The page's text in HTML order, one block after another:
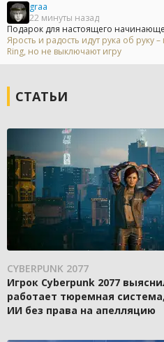
graa
22 минуты назад
Подарок для настоящего
Ярость и радость идут рука об руку
Ring, но не выключают игру
СТАТЬИ
CYBERPUNK 2077
Игрок Cyberpunk 2077
работает тюремная
ИИ без права на апелляцию